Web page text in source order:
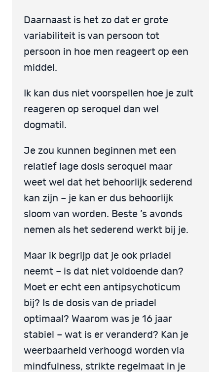
Daarnaast is het zo dat er grote
variabiliteit is van persoon tot
persoon in hoe men reageert op een
middel.
Ik kan dus niet voorspellen hoe je zult
reageren op seroquel dan wel
dogmatil.
Je zou kunnen beginnen met een
relatief lage dosis seroquel maar
weet wel dat het behoorlijk sederend
kan zijn – je kan er dus behoorlijk
sloom van worden. Beste ’s avonds
nemen als het sederend werkt bij je.
Maar ik begrijp dat je ook priadel
neemt – is dat niet voldoende dan?
Moet er echt een antipsychoticum
bij? Is de dosis van de priadel
optimaal? Waarom was je 16 jaar
stabiel – wat is er veranderd? Kan je
weerbaarheid verhoogd worden via
mindfulness, strikte regelmaat in je